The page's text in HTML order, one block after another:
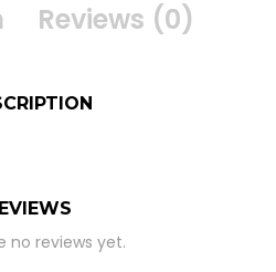
Reviews (0)
no reviews yet.